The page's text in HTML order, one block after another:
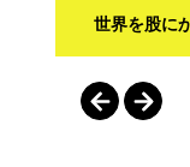
世界を股に